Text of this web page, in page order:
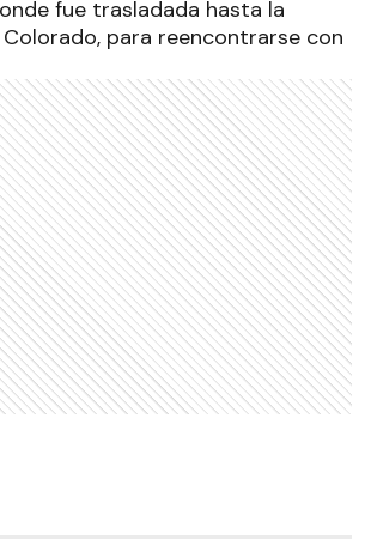
fue trasladada hasta la
para reencontrarse con